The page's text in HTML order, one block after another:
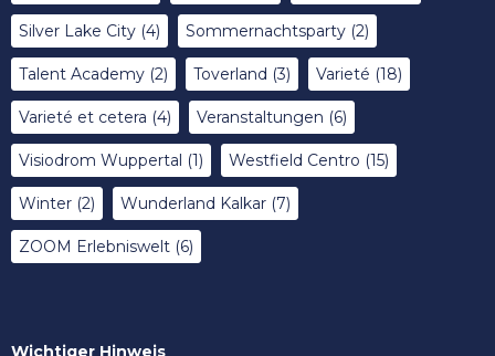
Silver Lake City (4) Sommernachtsparty (2)
Talent Academy (2) Toverland (3) Varieté (18)
Varieté et cetera (4) Veranstaltungen (6)
Visiodrom Wuppertal (1) Westfield Centro (15)
Winter (2) Wunderland Kalkar (7)
ZOOM Erlebniswelt (6)
Wichtiger Hinweis